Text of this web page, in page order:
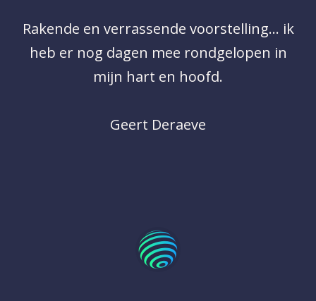
Rakende en verrassende voorstelling... ik
heb er nog dagen mee rondgelopen in
mijn hart en hoofd.
Geert Deraeve